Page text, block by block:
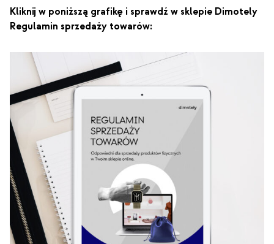
Kliknij w poniższą grafikę i sprawdź w sklepie Dimotely
Regulamin sprzedaży towarów: